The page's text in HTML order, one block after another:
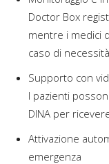
Doctor Box
mentre i medici
caso di necessità.
Supporto con
I pazienti
DINA per
Attivazione
emergenza